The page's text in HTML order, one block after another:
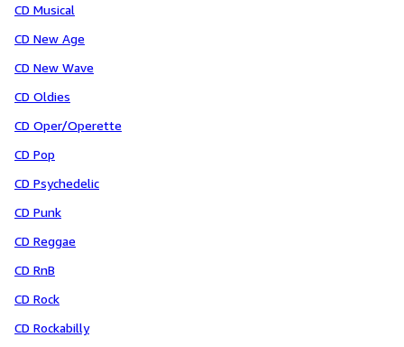
CD Musical
CD New Age
CD New Wave
CD Oldies
CD Oper/Operette
CD Pop
CD Psychedelic
CD Punk
CD Reggae
CD RnB
CD Rock
CD Rockabilly